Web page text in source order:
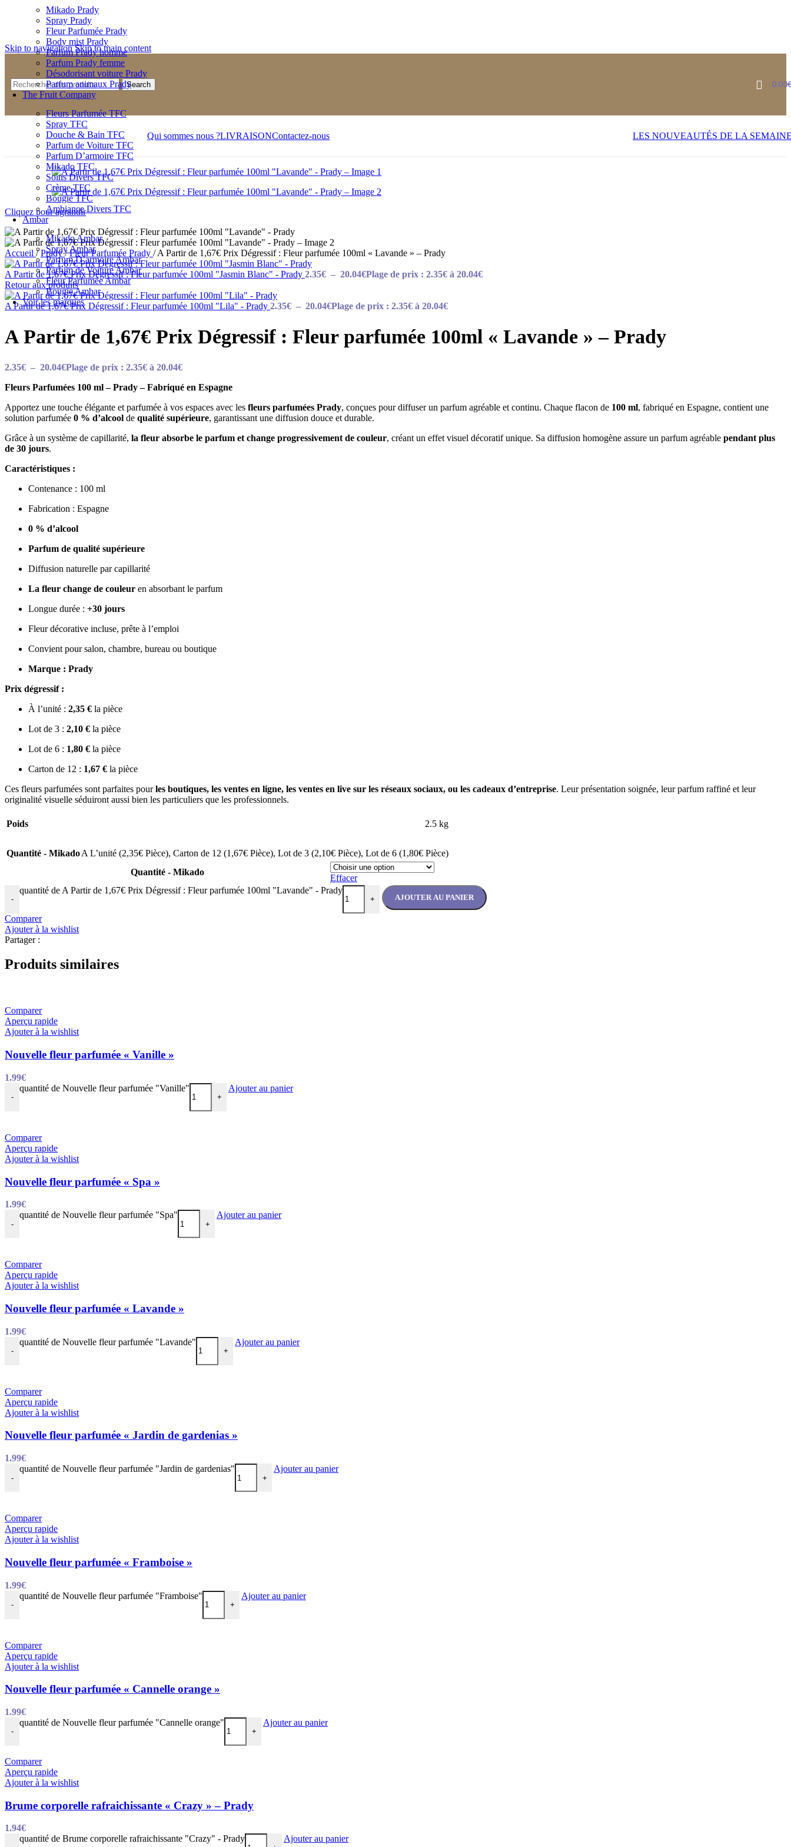
Skip to navigationSkip to main content
Search 0.00
Mikado Prady
Spray Prady
Fleur Parfumée Prady
Body mist Prady
Parfum Prady homme
Parfum Prady femme
Désodorisant voiture Prady
Parfum animaux Prady
The Fruit Company
Fleurs Parfumée TFC
Spray TFC
Douche & Bain TFC
Parfum de Voiture TFC
Parfum D’armoire TFC
Mikado TFC
Soins Divers TFC
Crème TFC
Bougie TFC
Ambiance Divers TFC
Ambar
Mikado Ambar
Spray Ambar
Parfum D’armoire Ambar
Parfum de Voiture Ambar
Fleur Parfumée Ambar
Bougie Ambar
Voir les marques
Qui sommes nous ?LIVRAISONContactez-nous LES NOUVEAUTÉS DE LA
Cliquez pour agrandir
Accueil / Prady/ Fleur Parfumée Prady / A Partir de 1,67€ Prix Dégressif : Fleur parfumée 100ml « Lavande » – Prady
A Partir de 1,67€ Prix Dégressif : Fleur parfumée 100ml "Jasmin Blanc" - Prady 2.35€ – 20.04€Plage de prix : 2.35€ à 20.04€
Retour aux produits
A Partir de 1,67€ Prix Dégressif : Fleur parfumée 100ml "Lila" - Prady 2.35€ – 20.04€Plage de prix : 2.35€ à 20.04€
A Partir de 1,67€ Prix Dégressif : Fleur parfumée 100ml « Lavande » – Prady
2.35€ – 20.04€Plage de prix : 2.35€ à 20.04€
Fleurs Parfumées 100 ml – Prady – Fabriqué en Espagne
Apportez une touche élégante et parfumée à vos espaces avec les fleurs parfumées Prady, conçues pour diffuser un parfum agréable et continu. Chaque flacon de 100 ml, fabriqué en Espagne, contient une
solution parfumée 0 % d’alcool de qualité supérieure, garantissant une diffusion douce et durable.
Grâce à un système de capillarité, la fleur absorbe le parfum et change progressivement de couleur, créant un effet visuel décoratif unique. Sa diffusion homogène assure un parfum agréable pendant plus
de 30 jours.
Caractéristiques :
Contenance : 100 ml
Fabrication : Espagne
0 % d’alcool
Parfum de qualité supérieure
Diffusion naturelle par capillarité
La fleur change de couleur en absorbant le parfum
Longue durée : +30 jours
Fleur décorative incluse, prête à l’emploi
Convient pour salon, chambre, bureau ou boutique
Marque : Prady
Prix dégressif :
À l’unité : 2,35 € la pièce
Lot de 3 : 2,10 € la pièce
Lot de 6 : 1,80 € la pièce
Carton de 12 : 1,67 € la pièce
Ces fleurs parfumées sont parfaites pourles boutiques, les ventes en ligne, les ventes en live sur les réseaux sociaux, ou les cadeaux d’entreprise. Leur présentation soignée, leur parfum raffiné et leur
originalité visuelle séduiront aussi bien les particuliers que les professionnels.
Poids 2.5 kg
Quantité - MikadoA L’unité (2,35€ Pièce), Carton de 12 (1,67€ Pièce), Lot de 3 (2,10€ Pièce), Lot de 6 (1,80€ Pièce)
Quantité - Mikado
Effacer
-
quantité de A Partir de 1,67€ Prix Dégressif : Fleur parfumée 100ml "Lavande" - Prady
+ AJOUTER AU PANIER
Comparer
Ajouter à la wishlist
Partager :
Produits similaires
Comparer
Aperçu rapide
Ajouter à la wishlist
Nouvelle fleur parfumée « Vanille »
1.99€
-
quantité de Nouvelle fleur parfumée "Vanille"
+
Ajouter au panier
Comparer
Aperçu rapide
Ajouter à la wishlist
Nouvelle fleur parfumée « Spa »
1.99€
-
quantité de Nouvelle fleur parfumée "Spa"
+
Ajouter au panier
Comparer
Aperçu rapide
Ajouter à la wishlist
Nouvelle fleur parfumée « Lavande »
1.99€
-
quantité de Nouvelle fleur parfumée "Lavande"
+
Ajouter au panier
Comparer
Aperçu rapide
Ajouter à la wishlist
Nouvelle fleur parfumée « Jardin de gardenias »
1.99€
-
quantité de Nouvelle fleur parfumée "Jardin de gardenias"
+
Ajouter au panier
Comparer
Aperçu rapide
Ajouter à la wishlist
Nouvelle fleur parfumée « Framboise »
1.99€
-
quantité de Nouvelle fleur parfumée "Framboise"
+
Ajouter au panier
Comparer
Aperçu rapide
Ajouter à la wishlist
Nouvelle fleur parfumée « Cannelle orange »
1.99€
-
quantité de Nouvelle fleur parfumée "Cannelle orange"
+
Ajouter au panier
Comparer
Aperçu rapide
Ajouter à la wishlist
Brume corporelle rafraichissante « Crazy » – Prady
1.94€
quantité de Brume corporelle rafraichissante "Crazy" - Prady Ajouter au panier